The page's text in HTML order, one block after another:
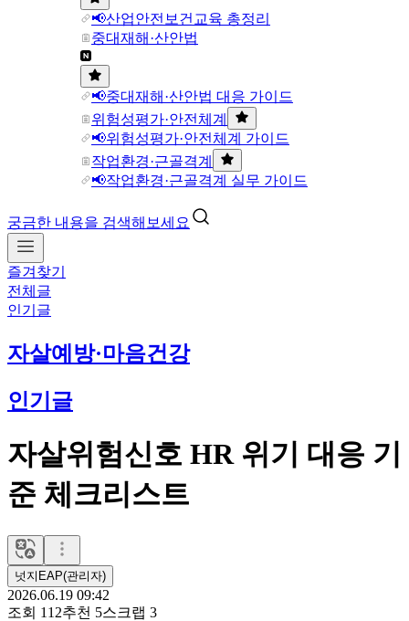
📢산업안전보건교육 총정리
중대재해·산안법
📢중대재해·산안법 대응 가이드
위험성평가·안전체계
📢위험성평가·안전체계 가이드
작업환경·근골격계
📢작업환경·근골격계 실무 가이드
궁금한 내용을 검색해보세요
즐겨찾기
전체글
인기글
자살예방·마음건강
인기글
자살위험신호 HR 위기 대응 기
준 체크리스트
넛지EAP(관리자)
2026.06.19 09:42
조회 112추천 5스크랩 3